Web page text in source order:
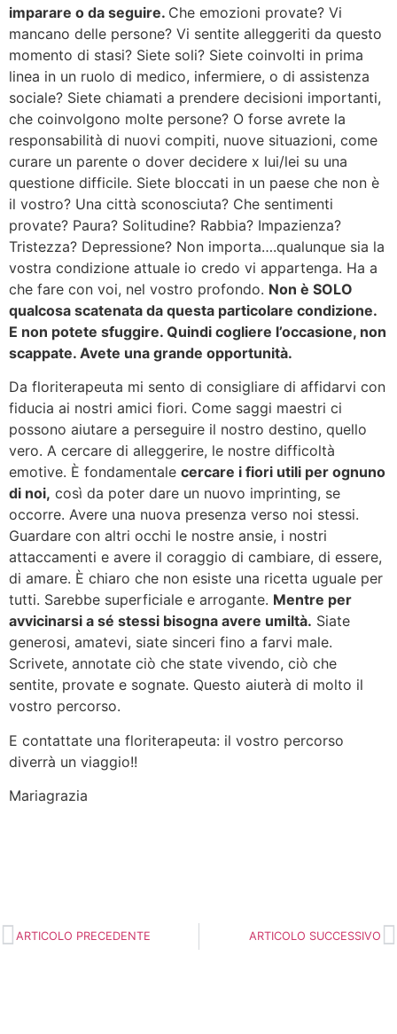
imparare o da seguire. Che emozioni provate? Vi
mancano delle persone? Vi sentite alleggeriti da questo
momento di stasi? Siete soli? Siete coinvolti in prima
linea in un ruolo di medico, infermiere, o di assistenza
sociale? Siete chiamati a prendere decisioni importanti,
che coinvolgono molte persone? O forse avrete la
responsabilità di nuovi compiti, nuove situazioni, come
curare un parente o dover decidere x lui/lei su una
questione difficile. Siete bloccati in un paese che non è
il vostro? Una città sconosciuta? Che sentimenti
provate? Paura? Solitudine? Rabbia? Impazienza?
Tristezza? Depressione? Non importa….qualunque sia la
vostra condizione attuale io credo vi appartenga. Ha a
che fare con voi, nel vostro profondo. Non è SOLO
qualcosa scatenata da questa particolare condizione.
E non potete sfuggire. Quindi cogliere l’occasione, non
scappate. Avete una grande opportunità.
Da floriterapeuta mi sento di consigliare di affidarvi con
fiducia ai nostri amici fiori. Come saggi maestri ci
possono aiutare a perseguire il nostro destino, quello
vero. A cercare di alleggerire, le nostre difficoltà
emotive. È fondamentale cercare i fiori utili per ognuno
di noi, così da poter dare un nuovo imprinting, se
occorre. Avere una nuova presenza verso noi stessi.
Guardare con altri occhi le nostre ansie, i nostri
attaccamenti e avere il coraggio di cambiare, di essere,
di amare. È chiaro che non esiste una ricetta uguale per
tutti. Sarebbe superficiale e arrogante. Mentre per
avvicinarsi a sé stessi bisogna avere umiltà. Siate
generosi, amatevi, siate sinceri fino a farvi male.
Scrivete, annotate ciò che state vivendo, ciò che
sentite, provate e sognate. Questo aiuterà di molto il
vostro percorso.
E contattate una floriterapeuta: il vostro percorso
diverrà un viaggio!!
Mariagrazia
ARTICOLO PRECEDENTE ARTICOLO SUCCESSIVO